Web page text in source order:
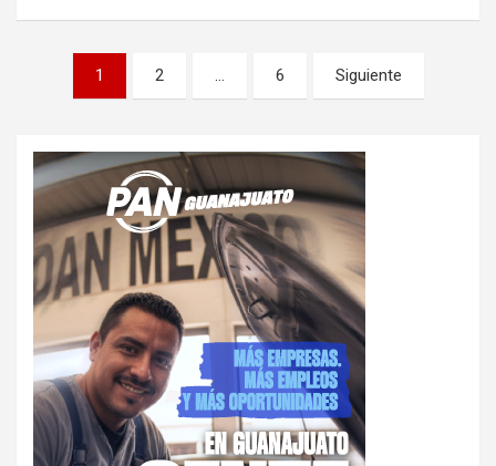
Paginación
1 2 … 6 Siguiente